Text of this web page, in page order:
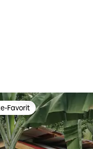
4,75 von 5, 106
Gäste-Favorit.
Favorit